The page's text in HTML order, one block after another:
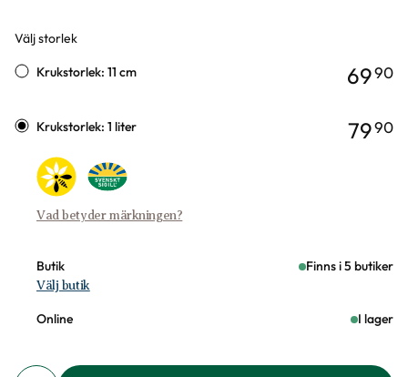
Välj storlek
Varianter
Krukstorlek: 11 cm 6990
Krukstorlek: 1 liter
Vad betyder märkningen?
7990
Butik Finns i 5 butiker
Välj butik
Online I lager